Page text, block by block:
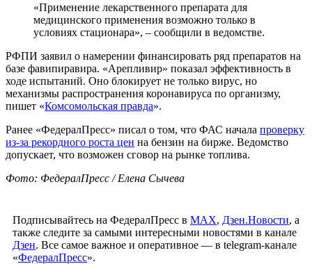
«Применение лекарственного препарата для
медицинского применения возможно только в
условиях стационара», – сообщили в ведомстве.
РФПИ заявил о намерении финансировать ряд препаратов на
базе фавипиравира. «Арепливир» показал эффективность в
ходе испытаний. Оно блокирует не только вирус, но
механизмы распространения коронавируса по организму,
пишет «Комсомольская правда».
Ранее «ФедералПресс» писал о том, что ФАС начала проверку
из-за рекордного роста цен на бензин на бирже. Ведомство
допускает, что возможен сговор на рынке топлива.
Фото: ФедералПресс / Елена Сычева
Подписывайтесь на ФедералПресс в МАХ, Дзен.Новости, а
также следите за самыми интересными новостями в канале
Дзен. Все самое важное и оперативное — в telegram-канале
«ФедералПресс».